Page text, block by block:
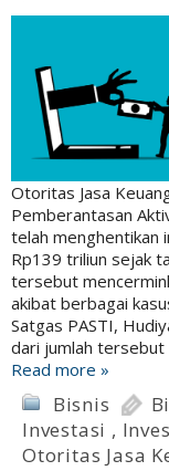
Otoritas Jasa
Pemberantasan
telah menghentikan
Rp139 triliun sejak
tersebut
akibat berbagai
Satgas PASTI,
dari jumlah
Read more »
Bisnis
Investasi ,
Otoritas Jasa